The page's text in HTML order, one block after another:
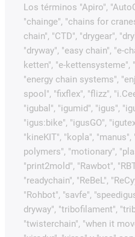
Los términos "Apiro",
"chainge", "chains for
chain", "CTD", "drygear",
"dryway", "easy chain", "e-
ketten", "e-kettensysteme",
"energy chain systems",
spool", "fixflex", "flizz",
"igubal", "igumid", "igus",
"igus:bike", "igusGO",
"kineKIT", "kopla",
polymers", "motionary",
"print2mold", "Rawbot",
"readychain", "ReBeL",
"Rohbot", "savfe",
dryway", "tribofilament",
"twisterchain", "when it